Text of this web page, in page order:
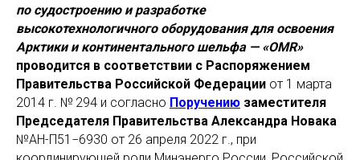
по судостроению и разработке
высокотехнологичного оборудования для освоения
Арктики и континентального шельфа — «OMR»
проводится в соответствии с Распоряжением
Правительства Российской Федерации от 1 марта
2014 г. № 294 и согласно Поручению заместителя
Председателя Правительства Александра Новака
№АН-П51−6930 от 26 апреля 2022 г., при